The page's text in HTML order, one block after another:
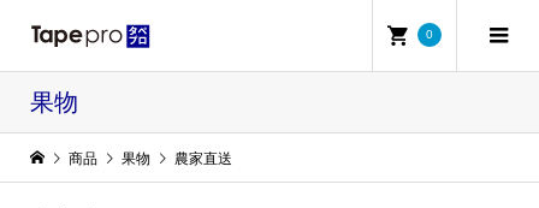
0
果物
商品 果物 農家直送